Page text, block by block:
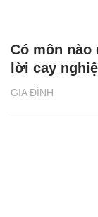
GIA ĐÌNH
Có môn
lời cay